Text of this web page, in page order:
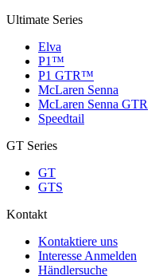
Ultimate Series
Elva
P1™
P1 GTR™
McLaren Senna
McLaren Senna GTR
Speedtail
GT Series
GT
GTS
Kontakt
Kontaktiere uns
Interesse Anmelden
Händlersuche